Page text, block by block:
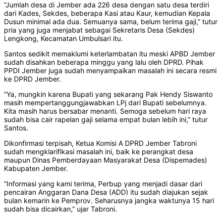
“Jumlah desa di Jember ada 226 desa dengan satu desa terdiri
dari Kades, Sekdes, beberapa Kasi atau Kaur, kemudian Kepala
Dusun minimal ada dua. Semuanya sama, belum terima gaji,” tutur
pria yang juga menjabat sebagai Sekretaris Desa (Sekdes)
Lengkong, Kecamatan Umbulsari itu.
Santos sedikit memaklumi keterlambatan itu meski APBD Jember
sudah disahkan beberapa minggu yang lalu oleh DPRD. Pihak
PPDI Jember juga sudah menyampaikan masalah ini secara resmi
ke DPRD Jember.
“Ya, mungkin karena Bupati yang sekarang Pak Hendy Siswanto
masih mempertanggungjawabkan LPj dari Bupati sebelumnya.
Kita masih harus bersabar menanti. Semoga sebelum hari raya
sudah bisa cair rapelan gaji selama empat bulan lebih ini,” tutur
Santos.
Dikonfirmasi terpisah, Ketua Komisi A DPRD Jember Tabroni
sudah mengklarifikasi masalah ini, baik ke perangkat desa
maupun Dinas Pemberdayaan Masyarakat Desa (Dispemades)
Kabupaten Jember.
“Informasi yang kami terima, Perbup yang menjadi dasar dari
pencairan Anggaran Dana Desa (ADD) itu sudah diajukan sejak
bulan kemarin ke Pemprov. Seharusnya jangka waktunya 15 hari
sudah bisa dicairkan,” ujar Tabroni.